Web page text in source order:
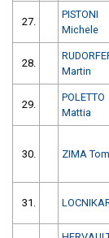
27.
PISTONI
Michele
28.
Martin
29.
POLETTO
Mattia
30. ZIMA
31.